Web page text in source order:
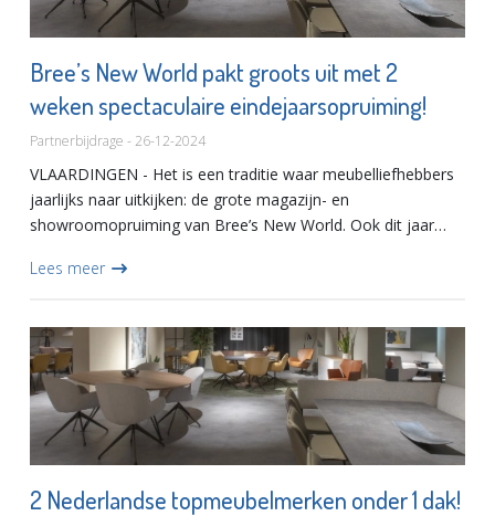
Bree’s New World pakt groots uit met 2
weken spectaculaire eindejaarsopruiming!
Partnerbijdrage - 26-12-2024
VLAARDINGEN - Het is een traditie waar meubelliefhebbers
jaarlijks naar uitkijken: de grote magazijn- en
showroomopruiming van Bree’s New World. Ook dit jaar
collectie design...
Lees meer
2 Nederlandse topmeubelmerken onder 1 dak!